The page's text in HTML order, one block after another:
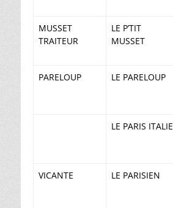
MUSSET
TRAITEUR
LE P’TIT
MUSSET
PARELOUP
LE PARELOUP
LE PARIS ITALIE
VICANTE
LE PARISIEN